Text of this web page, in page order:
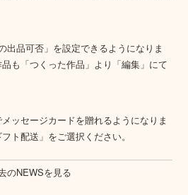
出品可否」を設定できるようになりま
も「つくった作品」より「編集」にて
ッセージカードを贈れるようになりま
ト配送」をご選択ください。
のNEWSを見る